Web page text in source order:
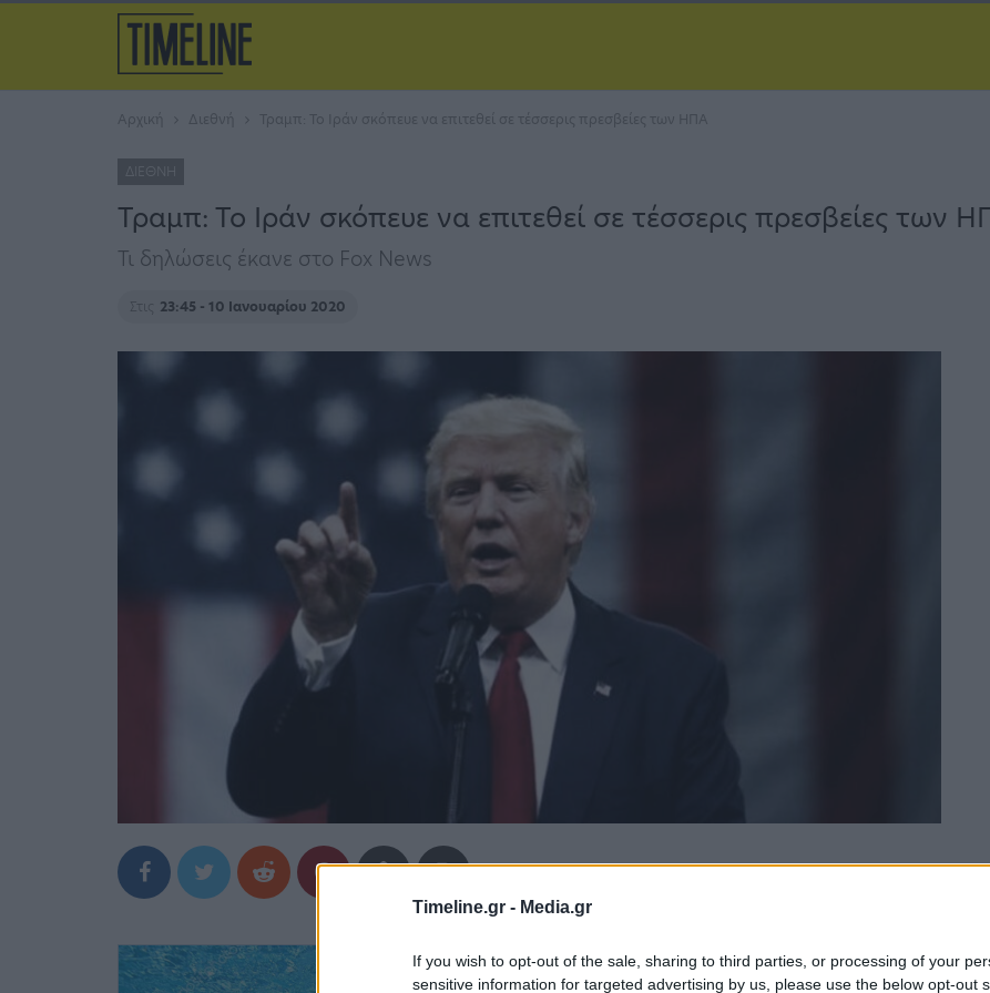
Timeline.gr - Media.gr
If you wish to opt-out of the sale, sharing to third parties, or processing of your
sensitive information for targeted advertising by us, please use the below opt-out
Αρχική Διεθνή Τραμπ: Το Ιράν σκόπευε να επιτεθεί σε τέσσερις πρεσβείες των ΗΠΑ
ΔΙΕΘΝΉ
Τραμπ: Το Ιράν σκόπευε να επιτεθεί σε τέσσερις πρεσβείες των
Τι δηλώσεις έκανε στο Fox News
Στις 23:45 - 10 Ιανουαρίου 2020